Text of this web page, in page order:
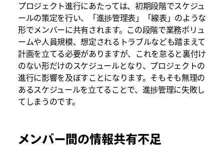
プロジェクト進行にあたっては、初期段階でスケジュ
ールの策定を行い、「進捗管理表」「線表」のような
形でメンバーに共有されます。この段階で業務ボリュ
ームや人員規模、想定されるトラブルなども踏まえて
計画を立てる必要がありますが、これを怠ると裏付け
のない形だけのスケジュールとなり、プロジェクトの
進行に影響を及ぼすことになります。そもそも無理の
あるスケジュールを立てることで、進捗管理に失敗し
てしまうのです。
メンバー間の情報共有不足